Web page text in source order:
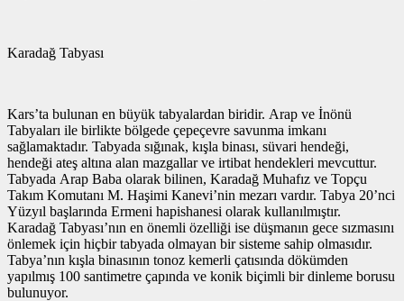
Karadağ Tabyası
Kars’ta bulunan en büyük tabyalardan biridir. Arap ve İnönü
Tabyaları ile birlikte bölgede çepeçevre savunma imkanı
sağlamaktadır. Tabyada sığınak, kışla binası, süvari hendeği,
hendeği ateş altına alan mazgallar ve irtibat hendekleri mevcuttur.
Tabyada Arap Baba olarak bilinen, Karadağ Muhafız ve Topçu
Takım Komutanı M. Haşimi Kanevi’nin mezarı vardır. Tabya 20’nci
Yüzyıl başlarında Ermeni hapishanesi olarak kullanılmıştır.
Karadağ Tabyası’nın en önemli özelliği ise düşmanın gece sızmasını
önlemek için hiçbir tabyada olmayan bir sisteme sahip olmasıdır.
Tabya’nın kışla binasının tonoz kemerli çatısında dökümden
yapılmış 100 santimetre çapında ve konik biçimli bir dinleme borusu
bulunuyor.